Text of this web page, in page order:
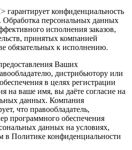
конфиденциальность
персональных данных
исполнения заказов,
принятых компанией
к исполнению.
Ваших
дистрибьютору или
в целях регистрации
на ваше имя, вы даёте согласие на
данных. Компания
что правообладатель,
программного обеспечения
данных на условиях,
в Политике конфиденциальности